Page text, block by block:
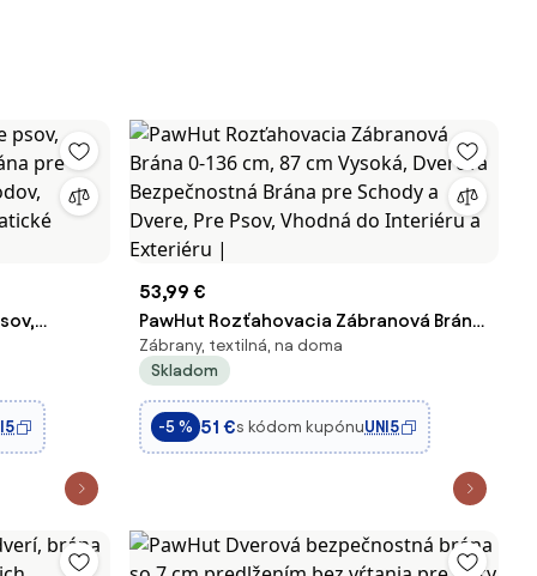
pre
53,99 €
PawHut Rozťahovacia Zábranová Brána
0-136 cm, 87 cm Vysoká, Dverová
Bezpečnostná Brána pre Schody a
Dvere, Pre Psov, Vhodná do Interiéru a
Exteriéru |
Zábrany, textilná, na doma
Skladom
-5 % 51 €s kódom kupónuUNI5